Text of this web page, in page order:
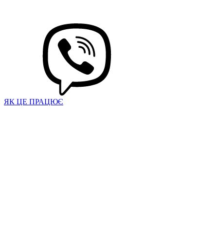
ЯК ЦЕ ПРАЦЮЄ